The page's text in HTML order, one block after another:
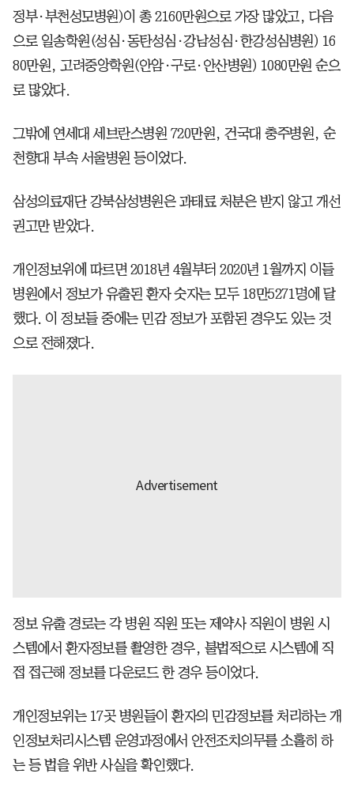
정부·부천성모병원)이 총 2160만원으로 가장 많았고, 다음
으로 일송학원(성심·동탄성심·강남성심·한강성심병원) 16
80만원, 고려중앙학원(안암·구로·안산병원) 1080만원 순으
로 많았다.
그밖에 연세대 세브란스병원 720만원, 건국대 충주병원, 순
천향대 부속 서울병원 등이었다.
삼성의료재단 강북삼성병원은 과태료 처분은 받지 않고 개선
권고만 받았다.
개인정보위에 따르면 2018년 4월부터 2020년 1월까지 이들
병원에서 정보가 유출된 환자 숫자는 모두 18만5271명에 달
했다. 이 정보들 중에는 민감 정보가 포함된 경우도 있는 것
으로 전해졌다.
정보 유출 경로는 각 병원 직원 또는 제약사 직원이 병원 시
스템에서 환자정보를 촬영한 경우, 불법적으로 시스템에 직
접 접근해 정보를 다운로드 한 경우 등이었다.
개인정보위는 17곳 병원들이 환자의 민감정보를 처리하는 개
인정보처리시스템 운영과정에서 안전조치의무를 소홀히 하
는 등 법을 위반 사실을 확인했다.